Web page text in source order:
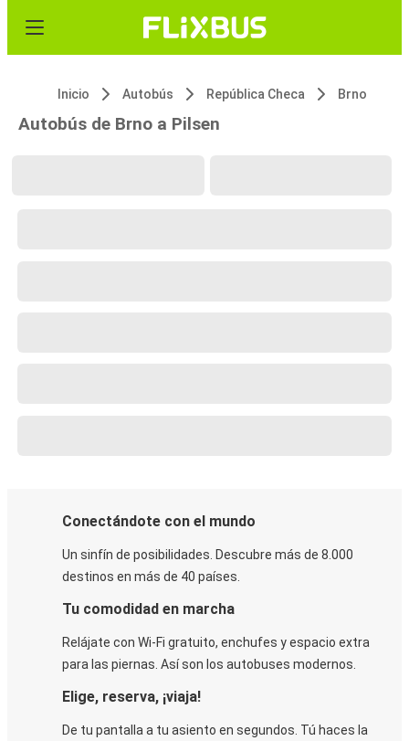
Inicio Autobús República Checa Brno
Autobús de Brno a Pilsen
Conectándote con el mundo
Un sinfín de posibilidades. Descubre más de 8.000
destinos en más de 40 países.
Tu comodidad en marcha
Relájate con Wi-Fi gratuito, enchufes y espacio extra
para las piernas. Así son los autobuses modernos.
Elige, reserva, ¡viaja!
De tu pantalla a tu asiento en segundos. Tú haces la